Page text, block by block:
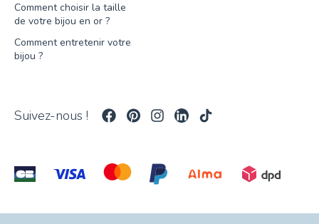
Comment choisir la taille
de votre bijou en or ?
Comment entretenir votre
bijou ?
Suivez-nous !